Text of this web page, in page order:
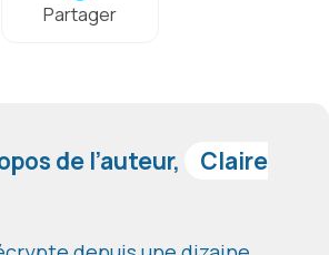
Partager
de l’auteur,
Claire